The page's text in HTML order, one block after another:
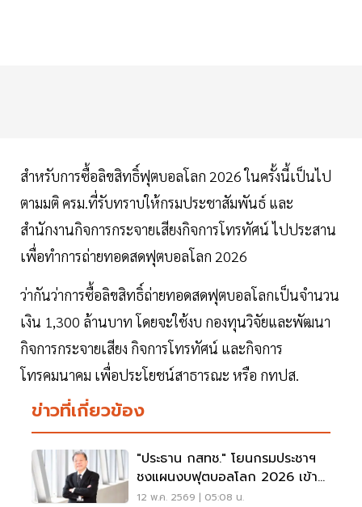
สำหรับการซื้อลิขสิทธิ์ฟุตบอลโลก 2026 ในครั้งนี้เป็นไป
ตามมติ ครม.ที่รับทราบให้กรมประชาสัมพันธ์ และ
สำนักงานกิจการกระจายเสียงกิจการโทรทัศน์ ไปประสาน
เพื่อทำการถ่ายทอดสดฟุตบอลโลก 2026
ว่ากันว่าการซื้อลิขสิทธิ์ถ่ายทอดสดฟุตบอลโลกเป็นจำนวน
เงิน 1,300 ล้านบาท โดยจะใช้งบ กองทุนวิจัยและพัฒนา
กิจการกระจายเสียง กิจการโทรทัศน์ และกิจการ
โทรคมนาคม เพื่อประโยชน์สาธารณะ หรือ กทปส.
ข่าวที่เกี่ยวข้อง
"ประธาน กสทช." โยนกรมประชาฯ
ชงแผนงบฟุตบอลโลก 2026 เข้า
บอร์ด
12 พ.ค. 2569 | 05:08 น.